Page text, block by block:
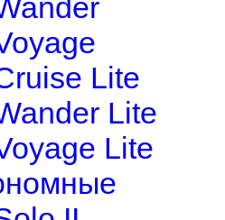
Lite
Lite
Lite